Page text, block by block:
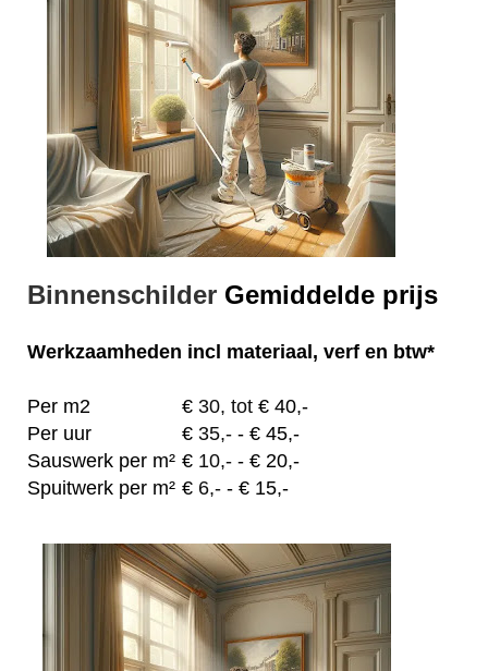
Binnenschilder Gemiddelde prijs
Werkzaamheden incl materiaal, verf en btw*
Per m2 € 30, tot € 40,-
Per uur
€ 35,- - € 45,-
Sauswerk per m² € 10,- - € 20,-
Spuitwerk per m² € 6,- - € 15,-